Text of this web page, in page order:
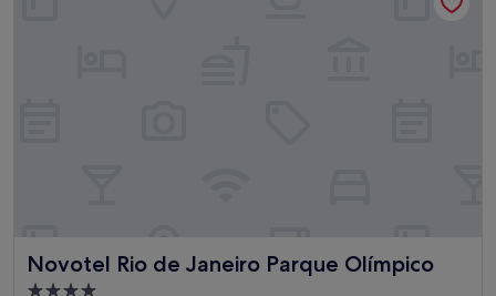
Novotel Rio de Janeiro Parque Olímpico
Novotel Rio de Janeiro Parque Olímpico